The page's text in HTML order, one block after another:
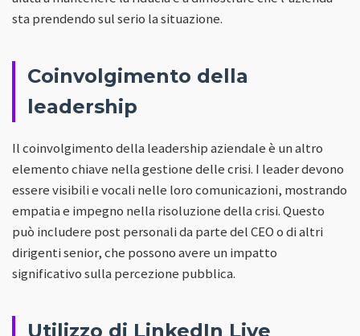
sta prendendo sul serio la situazione.
Coinvolgimento della
leadership
Il coinvolgimento della leadership aziendale è un altro
elemento chiave nella gestione delle crisi. I leader devono
essere visibili e vocali nelle loro comunicazioni, mostrando
empatia e impegno nella risoluzione della crisi. Questo
può includere post personali da parte del CEO o di altri
dirigenti senior, che possono avere un impatto
significativo sulla percezione pubblica.
Utilizzo di LinkedIn Live